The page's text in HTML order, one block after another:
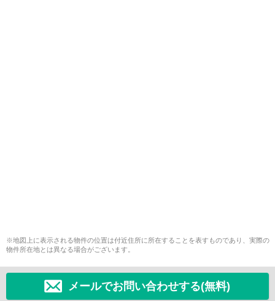
※地図上に表示される物件の位置は付近住所に所在することを表すものであり、実際の
物件所在地とは異なる場合がございます。
メールでお問い合わせする(無料)